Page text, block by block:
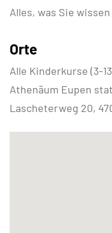
Alles, was Sie
Orte
Alle Kinderkurse (3-
Athenäum Eupen
Lascheterweg 20,